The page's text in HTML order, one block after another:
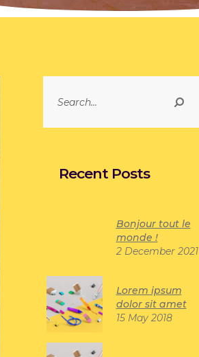
for:
Recent Posts
Bonjour tout le
monde !
2 December 2021
Lorem ipsum
dolor sit amet
15 May 2018